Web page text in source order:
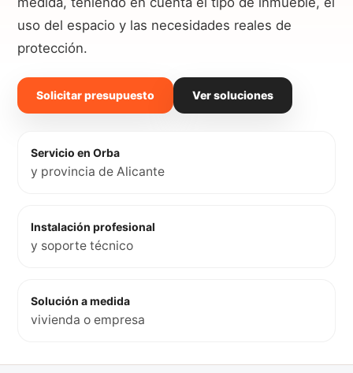
uso del espacio y las necesidades reales de
protección.
Solicitar presupuesto Ver soluciones
Servicio en Orba
y provincia de Alicante
Instalación profesional
y soporte técnico
Solución a medida
vivienda o empresa